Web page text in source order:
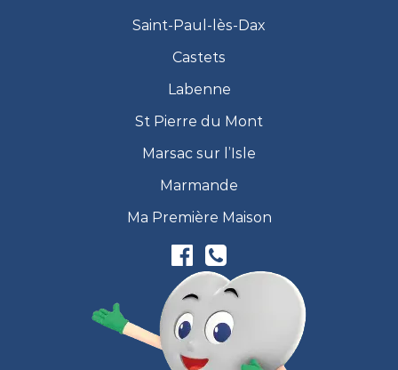
Saint-Paul-lès-Dax
Castets
Labenne
St Pierre du Mont
Marsac sur l’Isle
Marmande
Ma Première Maison